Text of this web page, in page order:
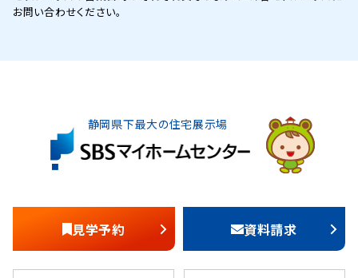
お問い合わせください。
静岡県下最大の住宅展示場
見学予約 資料請求